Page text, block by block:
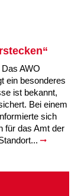
AWO
ein besonderes
ist bekannt,
Bei einem
sich
für das Amt der